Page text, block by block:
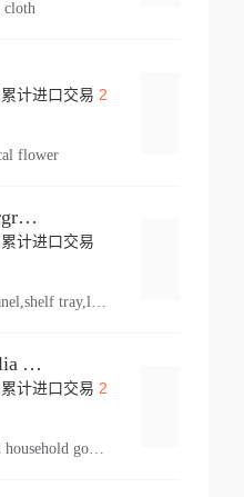
cloth
计进口交易 2
flower
Knapheide Kc Underground
计进口交易
Russell James Cornelia Arlington Va
计进口交易 2
personal effect,used household goods